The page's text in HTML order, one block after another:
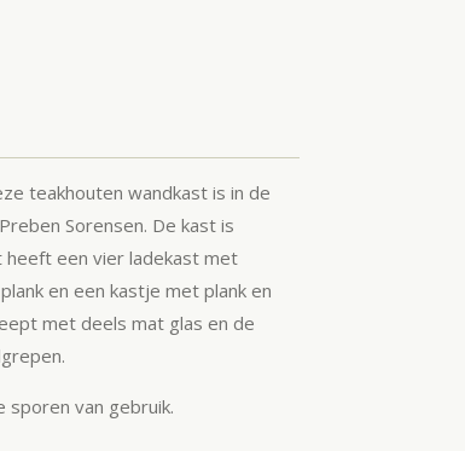
teakhouten wandkast is in de
Sorensen. De kast is
heeft een vier ladekast met
en een kastje met plank en
met deels mat glas en de
van gebruik.